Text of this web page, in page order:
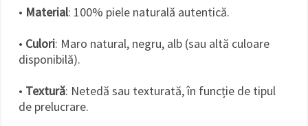
• Material: 100% piele naturală autentică.
• Culori: Maro natural, negru, alb (sau altă culoare
disponibilă).
• Textură: Netedă sau texturată, în funcție de tipul
de prelucrare.